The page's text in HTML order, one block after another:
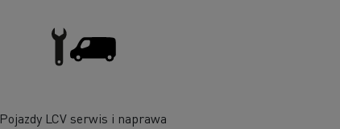
Pojazdy LCV serwis i naprawa